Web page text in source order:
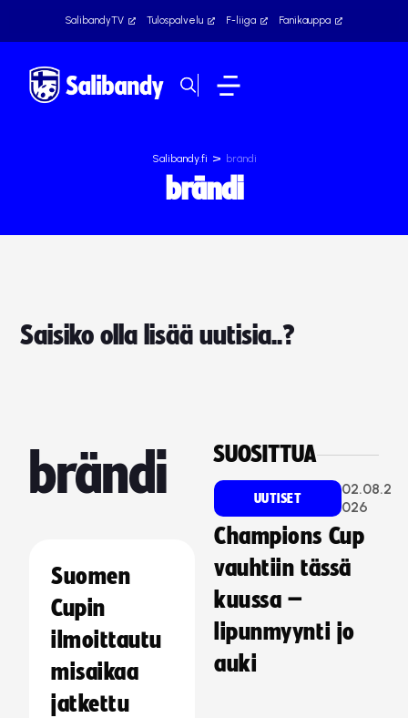
SalibandyTV Tulospalvelu F-liiga Fanikauppa
Salibandy.fi > brändi
brändi
Saisiko olla lisää uutisia..?
brändi
Suomen
Cupin
ilmoittautu
misaikaa
jatkettu
SUOSITTUA
UUTISET
02.08.2
026
Champions Cup
vauhtiin tässä
kuussa –
lipunmyynti jo
auki